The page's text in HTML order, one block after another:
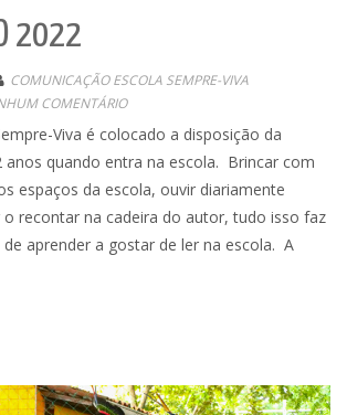
2022
COMUNICAÇÃO ESCOLA SEMPRE-VIVA
COMENTÁRIO
Viva é colocado a disposição da
anos quando entra na escola. Brincar com
espaços da escola, ouvir diariamente
recontar na cadeira do autor, tudo isso faz
aprender a gostar de ler na escola. A